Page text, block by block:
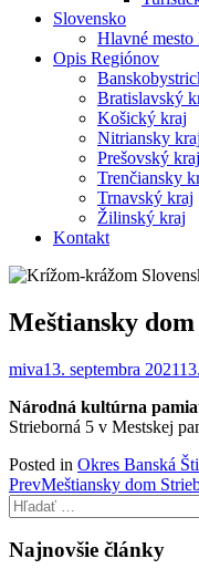
Slovensko
Hlavné mesto
Opis Regiónov
Bratislavský
Košický kraj
Nitriansky kraj
Prešovský kraj
Trenčiansky
Trnavský kraj
Žilinský kraj
Kontakt
Meštiansky
miva13. septembra 2021
Národná kultúrna
Strieborná 5 v Mestskej
Posted in Okres Banská
Post
navigation
PrevMeštiansky dom
Hľadať:
Najnovšie články